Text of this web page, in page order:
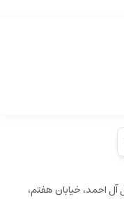
آل احمد، خیابان هفتم،